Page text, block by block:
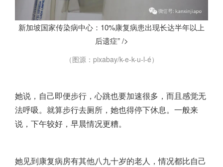
新加坡国家传染病中心：10%康复病患出现长达半年以上
后遗症” />
（图源：pixabay/k-e-k-u-l-é）
她说，自己即便步行，心跳也要加速很多，而且感觉无
法呼吸。就算步行去厕所，她也得停下休息。一般来
说，下午较好，早晨情况更糟。
她见到康复病房有其他八九十岁的老人，情况都比自己